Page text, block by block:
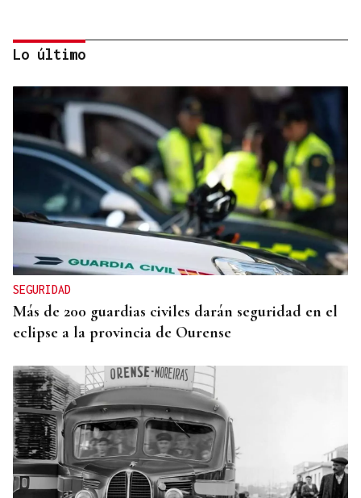
OBITUARIO
Muere a los 50 años el DJ francés Kavinsky, autor
del icónico tema "Nightcall"
Lo último
SEGURIDAD
Más de 200 guardias civiles darán seguridad en el
eclipse a la provincia de Ourense